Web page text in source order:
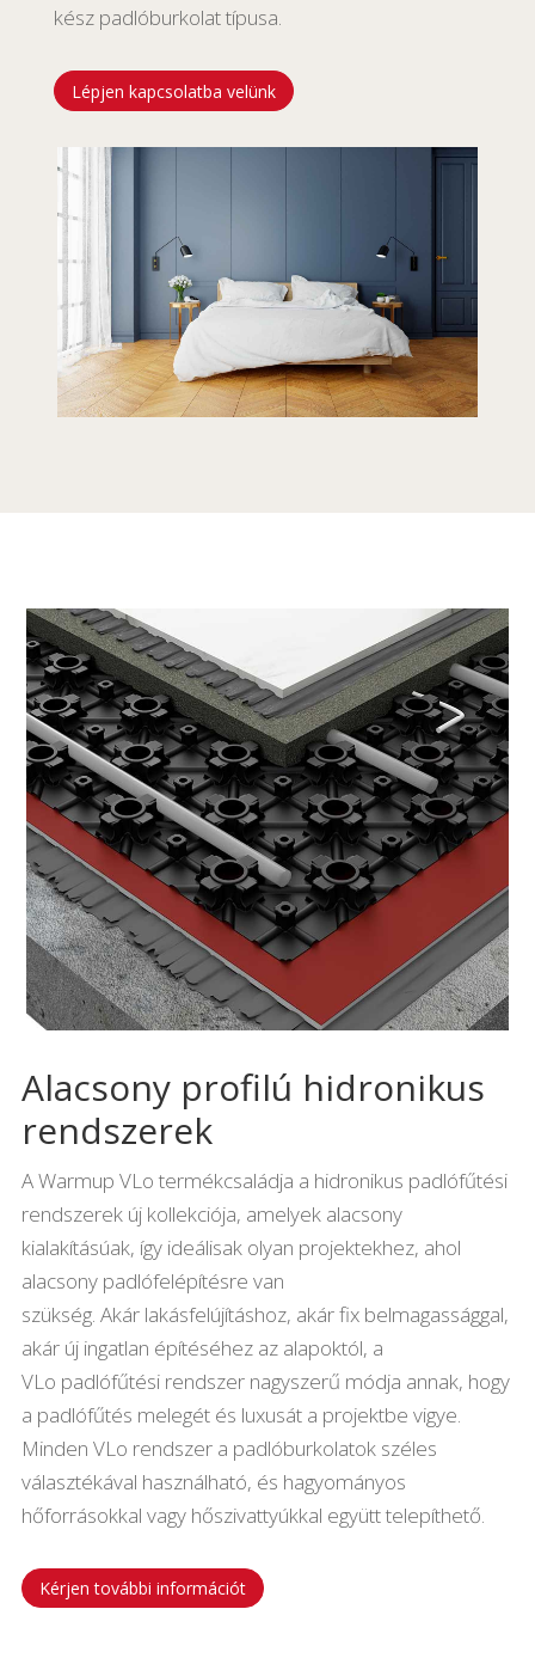
kész padlóburkolat típusa.
Lépjen kapcsolatba velünk
Alacsony profilú hidronikus
rendszerek
A Warmup VLo termékcsaládja a hidronikus padlófűtési
rendszerek új kollekciója, amelyek alacsony
kialakításúak, így ideálisak olyan projektekhez, ahol
alacsony padlófelépítésre van
szükség. Akár lakásfelújításhoz, akár fix belmagassággal,
akár új ingatlan építéséhez az alapoktól, a
VLo padlófűtési rendszer nagyszerű módja annak, hogy
a padlófűtés melegét és luxusát a projektbe vigye.
Minden VLo rendszer a padlóburkolatok széles
választékával használható, és hagyományos
hőforrásokkal vagy hőszivattyúkkal együtt telepíthető.
Kérjen további információt